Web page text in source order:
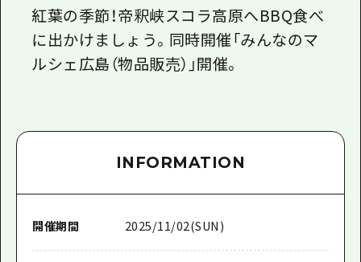
紅葉の季節！帝釈峡スコラ高原へBBQ食べ
に出かけましょう。同時開催「みんなのマ
ルシェ広島（物品販売）」開催。
INFORMATION
開催期間 2025/11/02(SUN)